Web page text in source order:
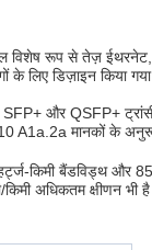
विशेष रूप से तेज़ ईथरनेट,
के लिए डिज़ाइन किया
और QSFP+
मानकों के
किमी बैंडविड्थ और
अधिकतम क्षीणन भी